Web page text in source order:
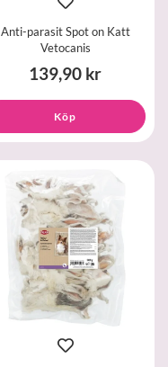
Anti-parasit Spot on Katt
Vetocanis
139,90 kr
Köp